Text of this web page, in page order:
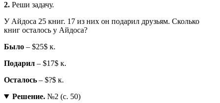
2. Реши задачу.
У Айдоса 25 книг. 17 из них он подарил друзьям. Сколько
книг осталось у Айдоса?
Было – $25$ к.
Подарил – $17$ к.
Осталось – $?$ к.
Решение.№2 (с. 50)